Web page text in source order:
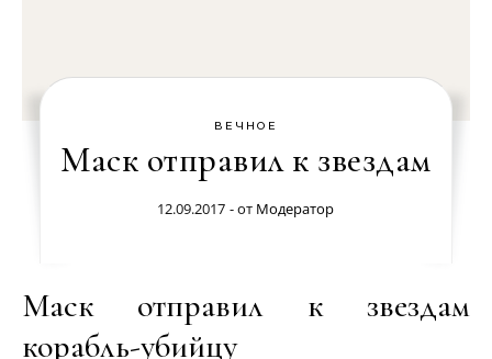
ВЕЧНОЕ
Маск отправил к звездам
12.09.2017 - от Модератор
Маск отправил к звездам
корабль-убийцу